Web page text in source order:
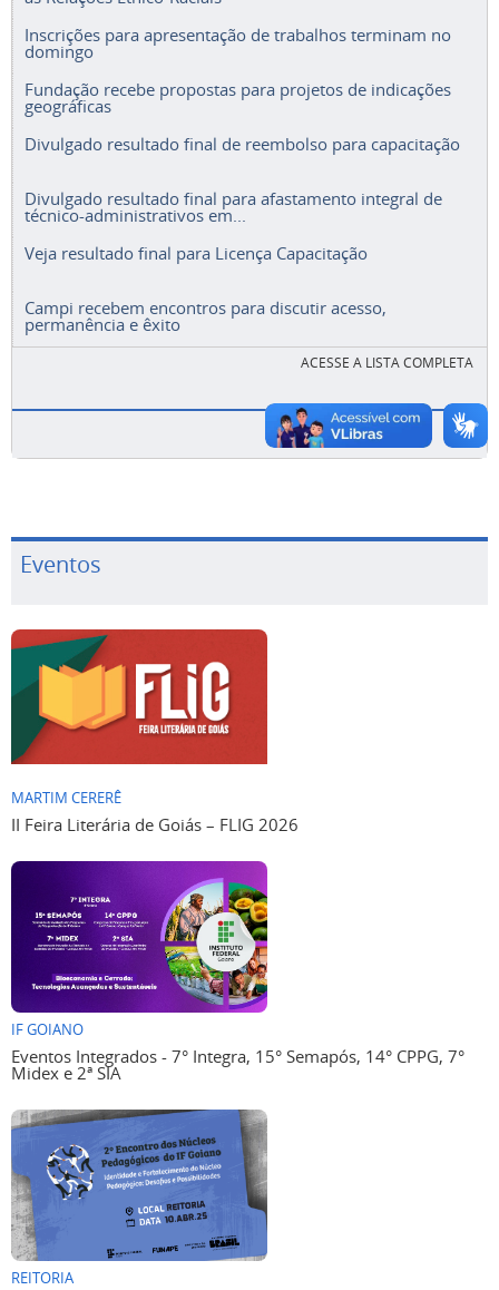
Inscrições para apresentação de trabalhos terminam no
domingo
Fundação recebe propostas para projetos de indicações
geográficas
Divulgado resultado final de reembolso para capacitação
Divulgado resultado final para afastamento integral de
técnico-administrativos em...
Veja resultado final para Licença Capacitação
Campi recebem encontros para discutir acesso,
permanência e êxito
ACESSE A LISTA COMPLETA
Eventos
MARTIM CERERÊ
II Feira Literária de Goiás – FLIG 2026
IF GOIANO
Eventos Integrados - 7° Integra, 15° Semapós, 14° CPPG, 7°
Midex e 2ª SIA
REITORIA